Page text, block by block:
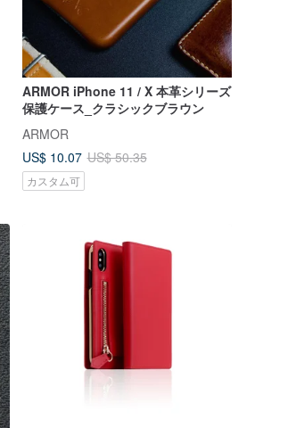
ARMOR iPhone 11 / X 本革シリーズ
保護ケース_クラシックブラウン
ARMOR
US$ 10.07 US$ 50.35
カスタム可